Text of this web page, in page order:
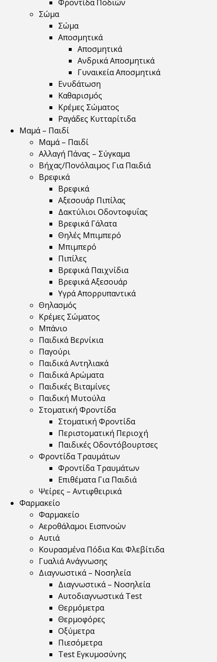
Φροντίδα Ποδιών
Σώμα
Σώμα
Αποσμητικά
Αποσμητικά
Ανδρικά Αποσμητικά
Γυναικεία Αποσμητικά
Ενυδάτωση
Καθαρισμός
Κρέμες Σώματος
Ραγάδες Κυτταρίτιδα
Μαμά – Παιδί
Μαμά – Παιδί
Αλλαγή Πάνας – Σύγκαμα
Βήχας/Πονόλαιμος Για Παιδιά
Βρεφικά
Βρεφικά
Αξεσουάρ Πιπίλας
Δακτύλιοι Οδοντοφυΐας
Βρεφικά Γάλατα
Θηλές Μπιμπερό
Μπιμπερό
Πιπίλες
Βρεφικά Παιχνίδια
Βρεφικά Αξεσουάρ
Υγρά Απορρυπαντικά
Θηλασμός
Κρέμες Σώματος
Μπάνιο
Παιδικά Βερνίκια
Παγούρι
Παιδικά Αντηλιακά
Παιδικά Αρώματα
Παιδικές Βιταμίνες
Παιδική Μυτούλα
Στοματική Φροντίδα
Στοματική Φροντίδα
Περιστοματική Περιοχή
Παιδικές Οδοντόβουρτσες
Φροντίδα Τραυμάτων
Φροντίδα Τραυμάτων
Επιθέματα Για Παιδιά
Ψείρες – Αντιφθειρικά
Φαρμακείο
Φαρμακείο
Αεροθάλαμοι Εισπνοών
Αυτιά
Κουρασμένα Πόδια Και Φλεβίτιδα
Γυαλιά Ανάγνωσης
Διαγνωστικά – Νοσηλεία
Διαγνωστικά – Νοσηλεία
Αυτοδιαγνωστικά Test
Θερμόμετρα
Θερμοφόρες
Οξύμετρα
Πιεσόμετρα
Test Εγκυμοσύνης